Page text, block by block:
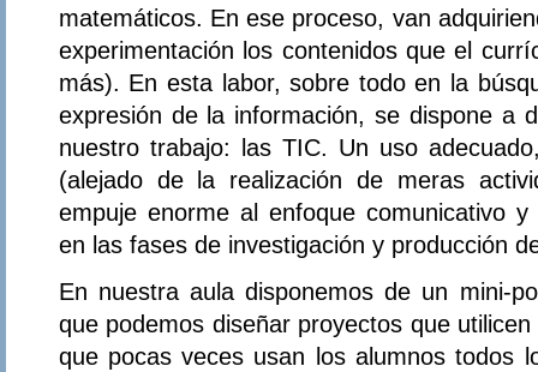
matemáticos. En ese proceso, van
experimentación los contenidos que el
más). En esta labor, sobre todo en la
expresión de la información, se dispone a
nuestro trabajo: las TIC. Un uso
(alejado de la realización de meras
empuje enorme al enfoque comunicativo
en las fases de investigación y producción
En nuestra aula disponemos de un mini-
que podemos diseñar proyectos que
que pocas veces usan los alumnos todos